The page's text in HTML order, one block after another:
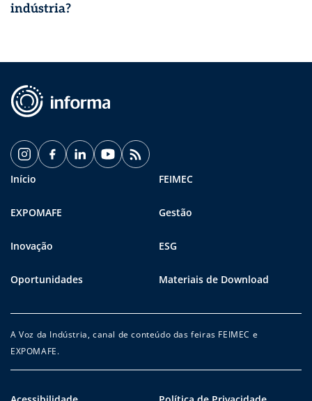
indústria?
Início FEIMEC
EXPOMAFE Gestão
Inovação ESG
Oportunidades Materiais de Download
A Voz da Indústria, canal de conteúdo das feiras FEIMEC e
EXPOMAFE.